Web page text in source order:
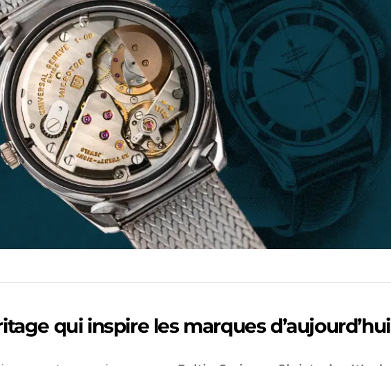
qui inspire les marques d’aujourd’hui